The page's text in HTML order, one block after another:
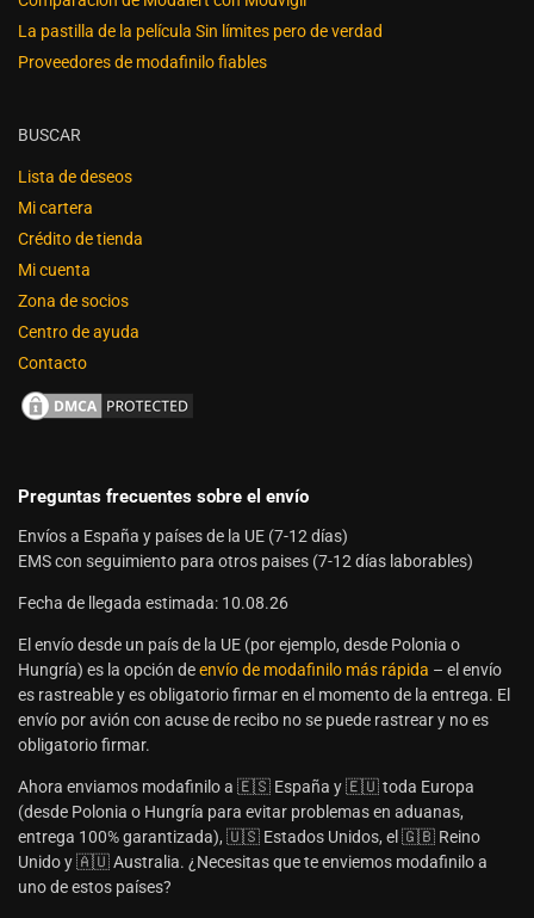
La pastilla de la película Sin límites pero de verdad
Proveedores de modafinilo fiables
BUSCAR
Lista de deseos
Mi cartera
Crédito de tienda
Mi cuenta
Zona de socios
Centro de ayuda
Contacto
Preguntas frecuentes sobre el envío
Envíos a España y países de la UE (7-12 días)
EMS con seguimiento para otros paises (7-12 días laborables)
Fecha de llegada estimada: 10.08.26
El envío desde un país de la UE (por ejemplo, desde Polonia o
Hungría) es la opción deenvío de modafinilo más rápida – el envío
es rastreable y es obligatorio firmar en el momento de la entrega. El
envío por avión con acuse de recibo no se puede rastrear y no es
obligatorio firmar.
Ahora enviamos modafinilo a 🇪🇸 España y 🇪🇺 toda Europa
(desde Polonia o Hungría para evitar problemas en aduanas,
entrega 100% garantizada), 🇺🇸 Estados Unidos, el 🇬🇧 Reino
Unido y 🇦🇺 Australia. ¿Necesitas que te enviemos modafinilo a
uno de estos países?